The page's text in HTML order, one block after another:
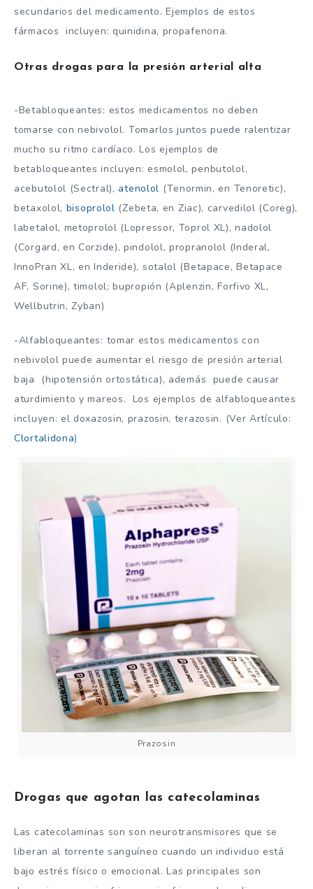
secundarios del medicamento. Ejemplos de estos
fármacos incluyen: quinidina, propafenona.
Otras drogas para la presión arterial alta
-Betabloqueantes: estos medicamentos no deben
tomarse con nebivolol. Tomarlos juntos puede ralentizar
mucho su ritmo cardíaco. Los ejemplos de
betabloqueantes incluyen: esmolol, penbutolol,
acebutolol (Sectral), atenolol (Tenormin, en Tenoretic),
betaxolol, bisoprolol (Zebeta, en Ziac), carvedilol (Coreg),
labetalol, metoprolol (Lopressor, Toprol XL), nadolol
(Corgard, en Corzide), pindolol, propranolol (Inderal,
InnoPran XL, en Inderide), sotalol (Betapace, Betapace
AF, Sorine), timolol; bupropión (Aplenzin, Forfivo XL,
Wellbutrin, Zyban)
-Alfabloqueantes: tomar estos medicamentos con
nebivolol puede aumentar el riesgo de presión arterial
baja (hipotensión ortostática), además puede causar
aturdimiento y mareos. Los ejemplos de alfabloqueantes
incluyen: el doxazosin, prazosin, terazosin. (Ver Artículo:
Clortalidona)
Prazosin
Drogas que agotan las catecolaminas
Las catecolaminas son son neurotransmisores que se
liberan al torrente sanguíneo cuando un individuo está
bajo estrés físico o emocional. Las principales son